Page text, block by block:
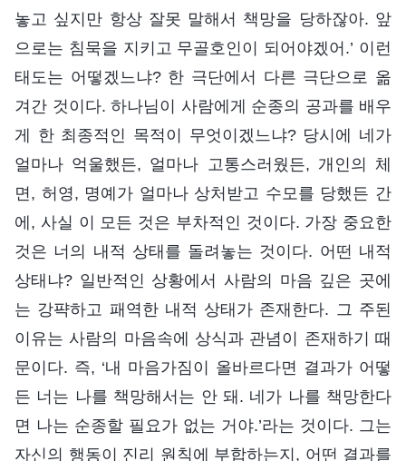
놓고 싶지만 항상 잘못 말해서 책망을 당하잖아. 앞
으로는 침묵을 지키고 무골호인이 되어야겠어.’ 이런
태도는 어떻겠느냐? 한 극단에서 다른 극단으로 옮
겨간 것이다. 하나님이 사람에게 순종의 공과를 배우
게 한 최종적인 목적이 무엇이겠느냐? 당시에 네가
얼마나 억울했든, 얼마나 고통스러웠든, 개인의 체
면, 허영, 명예가 얼마나 상처받고 수모를 당했든 간
에, 사실 이 모든 것은 부차적인 것이다. 가장 중요한
것은 너의 내적 상태를 돌려놓는 것이다. 어떤 내적
상태냐? 일반적인 상황에서 사람의 마음 깊은 곳에
는 강퍅하고 패역한 내적 상태가 존재한다. 그 주된
이유는 사람의 마음속에 상식과 관념이 존재하기 때
문이다. 즉, ‘내 마음가짐이 올바르다면 결과가 어떻
든 너는 나를 책망해서는 안 돼. 네가 나를 책망한다
면 나는 순종할 필요가 없는 거야.’라는 것이다. 그는
자신의 행동이 진리 원칙에 부합하는지, 어떤 결과를